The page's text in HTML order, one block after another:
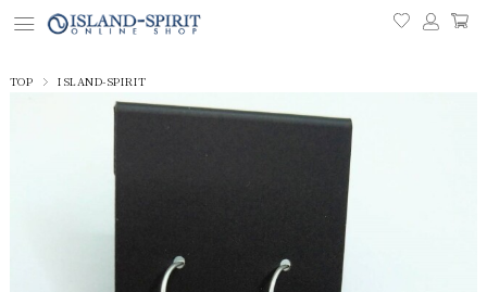
TOP ISLAND-SPIRIT